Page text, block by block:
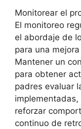
Monitorear el
El monitoreo
el abordaje de
para una
Mantener un
para obtener
padres evaluar
reforzar
continuo de